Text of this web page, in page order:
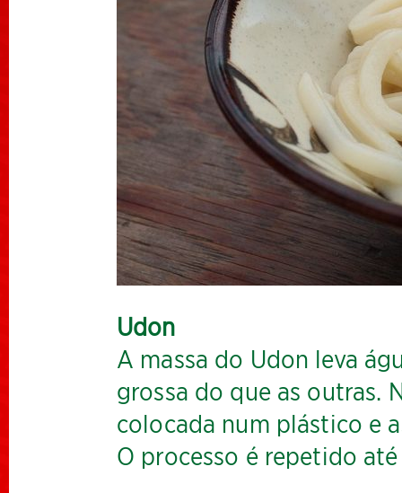
Udon
A massa do Udon leva
grossa do que as outras.
colocada num plástico e
O processo é repetido